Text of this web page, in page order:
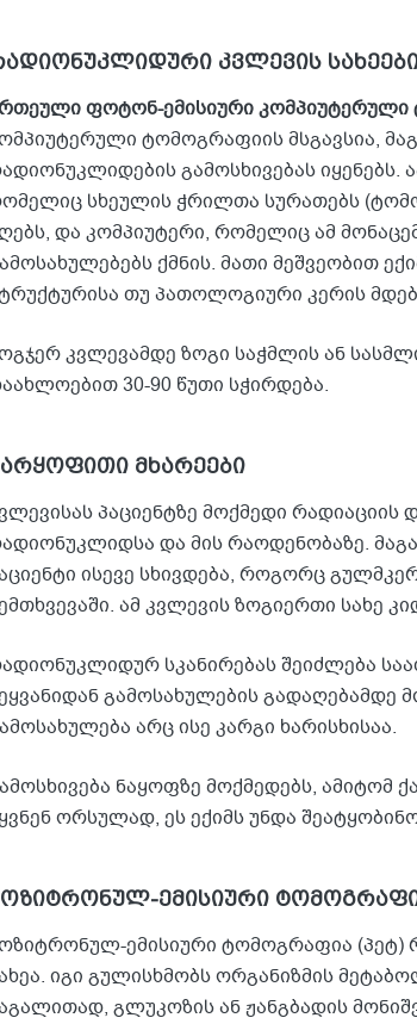
კვლევის
ფოტონ-ემისიური კომპიუტერული
ტომოგრაფიის მსგავსია,
გამოსხივებას იყენებს.
სხეულის ჭრილთა სურათებს
და კომპიუტერი, რომელიც ამ
ქმნის. მათი მეშვეობით
თუ პათოლოგიური კერის
კვლევამდე ზოგი საჭმლის ან
30-90 წუთი სჭირდება.
მხარეები
პაციენტზე მოქმედი
და მის რაოდენობაზე.
ისევე სხივდება, როგორც
ამ კვლევის ზოგიერთი სახე
სკანირებას შეიძლება
გამოსახულების გადაღებამდე
არც ისე კარგი ხარისხისაა.
ნაყოფზე მოქმედებს, ამიტომ
ორსულად, ეს ექიმს უნდა
ემისიური
ემისიური ტომოგრაფია
იგი გულისხმობს ორგანიზმის
გლუკოზის ან ჟანგბადის